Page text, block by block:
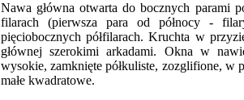
Nawa główna otwarta do bocznych parami
filarach (pierwsza para od północy -
pięciobocznych półfilarach. Kruchta w
głównej szerokimi arkadami. Okna w
wysokie, zamknięte półkuliste, zozglifione, w
małe kwadratowe.